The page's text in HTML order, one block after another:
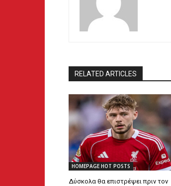
RELATED ARTICLES
HOMEPAGE HOT POSTS
Δύσκολα θα επιστρέψει πριν τον